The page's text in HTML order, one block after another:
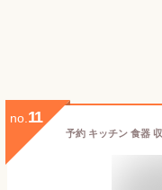
no. 11